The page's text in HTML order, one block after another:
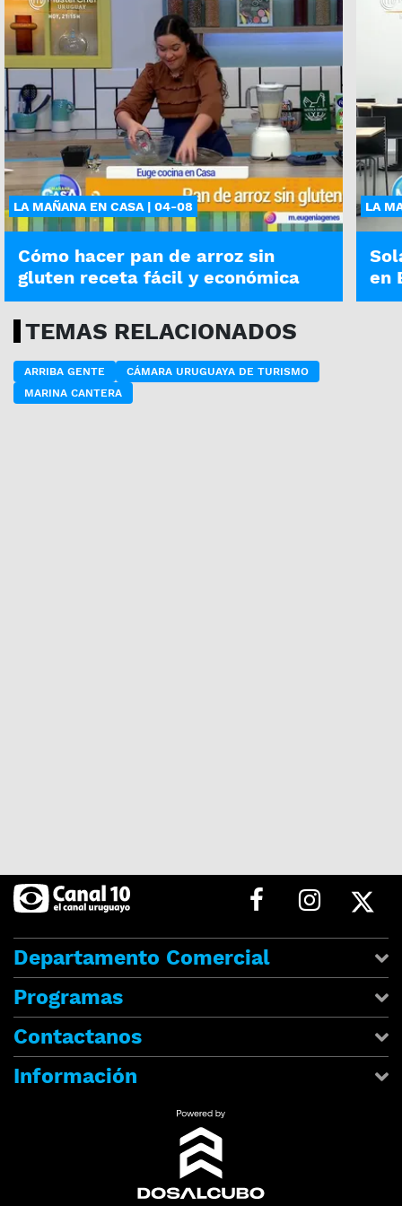
LA MAÑANA EN CASA | 04-08
Cómo hacer pan de arroz sin
gluten receta fácil y económica
LA
en
TEMAS RELACIONADOS
ARRIBA GENTE
CÁMARA URUGUAYA DE TURISMO
MARINA CANTERA
Departamento Comercial
Programas
Contactanos
Información